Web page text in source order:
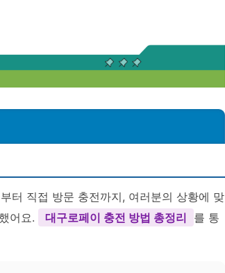
터 직접 방문 충전까지, 여러분의 상황에 맞
어요.
대구로페이 충전 방법 총정리
를 통